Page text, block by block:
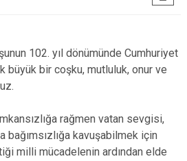
102. yıl dönümünde Cumhuriyet
büyük bir coşku, mutluluk, onur ve
rağmen vatan sevgisi,
bağımsızlığa kavuşabilmek için
milli mücadelenin ardından elde